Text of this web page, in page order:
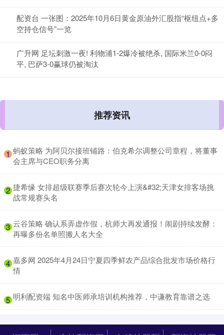
配资台 一张图：2025年10月6日黄金原油外汇股指“枢纽点+多
空持仓信号”一览
广升网 足坛刺激一夜! 利物浦1-2爆冷被绝杀, 国际米兰0-0闷
平, 巴萨3-0赢球仍被淘汰
推荐资讯
1 ​蚂蚁策略 为阿贝尔接班铺路：伯克希尔调整公司章程，将董事
会主席与CEO职务分离
2 ​捷希缘 女排超级联赛季后赛次轮今上演&#32;天津女排客场挑
战常规赛头名
3 ​云谷策略 确认系弄虚作假，杭师大再发通报！闹剧持续发酵：
再曝多份名单照搬人名大全
4 ​嘉多网 2025年4月24日宁夏四季鲜农产品综合批发市场价格行
情
5 ​明利配资端 知名中医师承培训机构推荐，中谦教育靠谱之选